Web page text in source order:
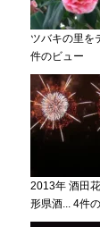
ツバキの里を
件のビュー
2013年 酒田
形県酒... 4件